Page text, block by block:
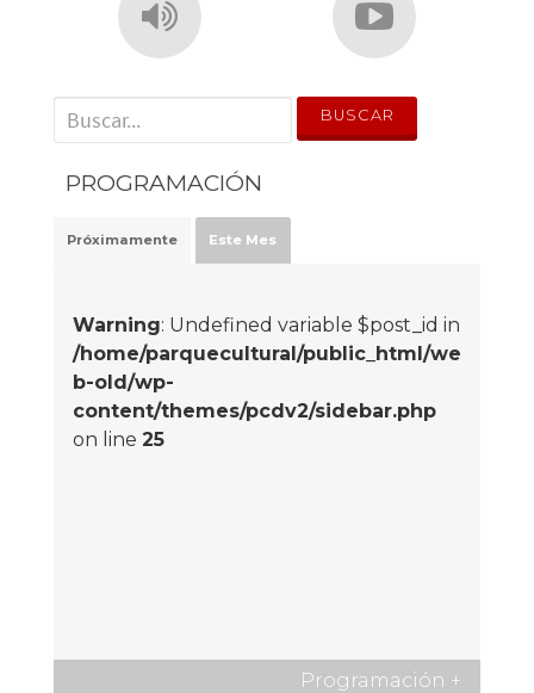
' . __('Search for:') . '
PROGRAMACIÓN
Próximamente Este Mes
Warning: Undefined variable $post_id in
/home/parquecultural/public_html/we
b-old/wp-
content/themes/pcdv2/sidebar.php
on line 25
Programación +